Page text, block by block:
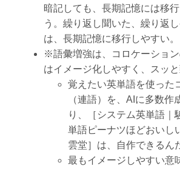
暗記しても、長期記憶には移
う。繰り返し聞いた、繰り返
は、長期記憶に移行しやすい。
※語彙増強は、コロケーショ
はイメージ化しやすく、スッと
覚えたい英単語を使った
（連語）を、AIに多数作
り、［システム英単語｜
単語ピーナツほどおいし
雲堂］は、自作できるん
最もイメージしやすい意